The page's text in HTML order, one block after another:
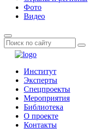
Фото
Видео
Институт
Эксперты
Спецпроекты
Мероприятия
Библиотека
О проекте
Контакты